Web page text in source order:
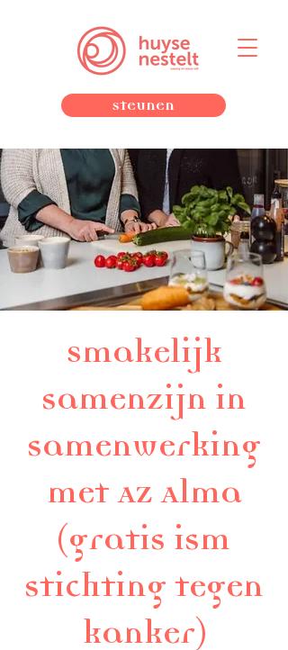
Steunen
Smakelijk
samenzijn in
samenwerking
met AZ Alma
(gratis ism
stichting tegen
kanker)